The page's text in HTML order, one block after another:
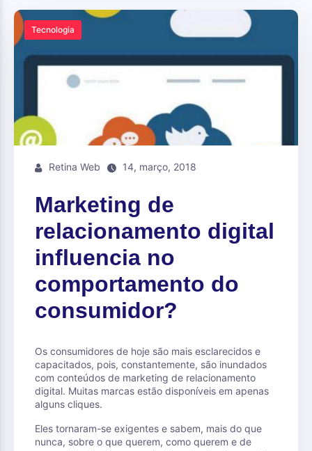
Tecnologia
Retina Web 14, março, 2018
Marketing de
relacionamento digital
influencia no
comportamento do
consumidor?
Os consumidores de hoje são mais esclarecidos e
capacitados, pois, constantemente, são inundados
com conteúdos de marketing de relacionamento
digital. Muitas marcas estão disponíveis em apenas
alguns cliques.
Eles tornaram-se exigentes e sabem, mais do que
nunca, sobre o que querem, como querem e de